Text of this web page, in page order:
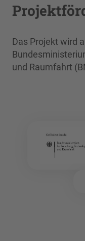
Das Projekt wird
und Raumfahrt